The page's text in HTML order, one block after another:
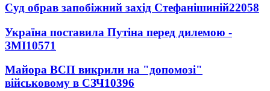
Суд обрав запобіжний захід Стефанішиній22058
Україна поставила Путіна перед дилемою -
ЗМІ10571
Майора ВСП викрили на "допомозі"
військовому в СЗЧ10396